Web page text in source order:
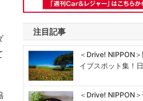
注目記事
＜Drive! NIPPON
イブスポット集！
＜Drive! NIPPON